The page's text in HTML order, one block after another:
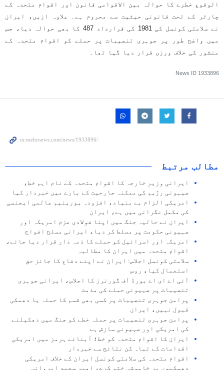
الوقوع خطرے کا حوالہ بین الاقوامی قانون اور اقوام متحدہ کے
چارٹر کے تحت قانونی حیثیت سے محروم ہے۔ علاوہ ازیں، ایران
نے سلامتی کونسل کی 1981 کی قرارداد 487 کا بھی حوالہ دیا، جس
میں واضح طور پر جوہری تنصیبات پر حملے کو اقوام متحدہ کے
منشور کی خلاف ورزی قرار دیا گیا تھا۔
News ID 1933896
مطالب مرتبط
ایرانی وزیر خارجہ کا اقوام متحدہ کے نام اہم خط،
صیہونی رژیم کی ممکنہ جارحیت کے بارے میں خبردار کیا
امریکی الزام بے بنیاد، افزودہ یورینیم عالمی ایجنسی
کی مکمل نگرانی میں ہے، ایران
ایران نے حالیہ جنگ میں اپنا فولادی عزم امریکہ اور
صہیونی حکومت پر مسلط کر دیا، ایرانی مسلح افواج
امریکہ اور اسرائیل کو حملے کا ذمہ دار قرار دیا جائے،
اقوام متحدہ میں ایران کا مطالبہ
سلامتی کونسل اجلاس: ایران نے اپنے دفاع کا جائز حق
استعمال کیا، روس
آئی اے ای اے بورڈ آف گورنرز کا اجلاس، ایرانی جوہری
تنصیبات پر صہیونی حملے کی مذمت
پرامن جوہری تنصیبات پر کسی بھی قسم کا حملہ یا دھمکی
قبول نہیں، ایران
پرامن جوہری تنصیبات پر حملہ خطے کو جنگ میں دھکیلنے
کی امریکی اور صہیونی سازش ہے
ایران کا اقوام متحدہ کو خط؛ آبنائے ہرمز میں امریکی
اقدامات کے تباہ کن نتائج سے خبردار
اقوام متحدہ کی سلامتی کونسل ایران کے خلاف امریکی
دھمکیوں پر خاموشی ختم کرے، امیر سعید ایروانی